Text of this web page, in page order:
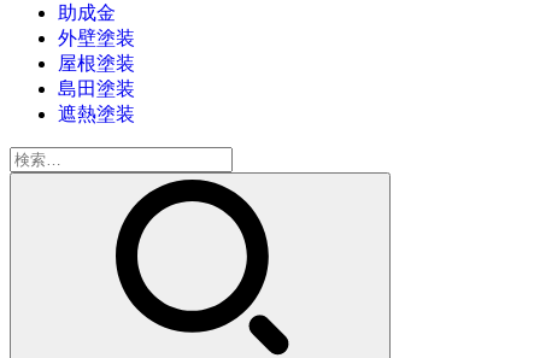
助成金
外壁塗装
屋根塗装
島田塗装
遮熱塗装
検
索: